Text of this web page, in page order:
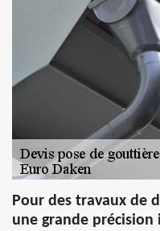
Pour des travaux de
une grande